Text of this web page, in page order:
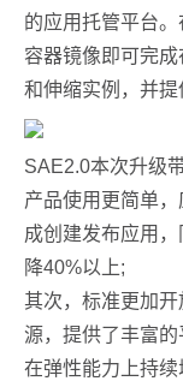
的应用托管平台
容器镜像即可完
和伸缩实例，并提
SAE2.0本次升级
产品使用更简单
成创建发布应用
降40%以上;
其次，标准更加
源，提供了丰富
在弹性能力上持